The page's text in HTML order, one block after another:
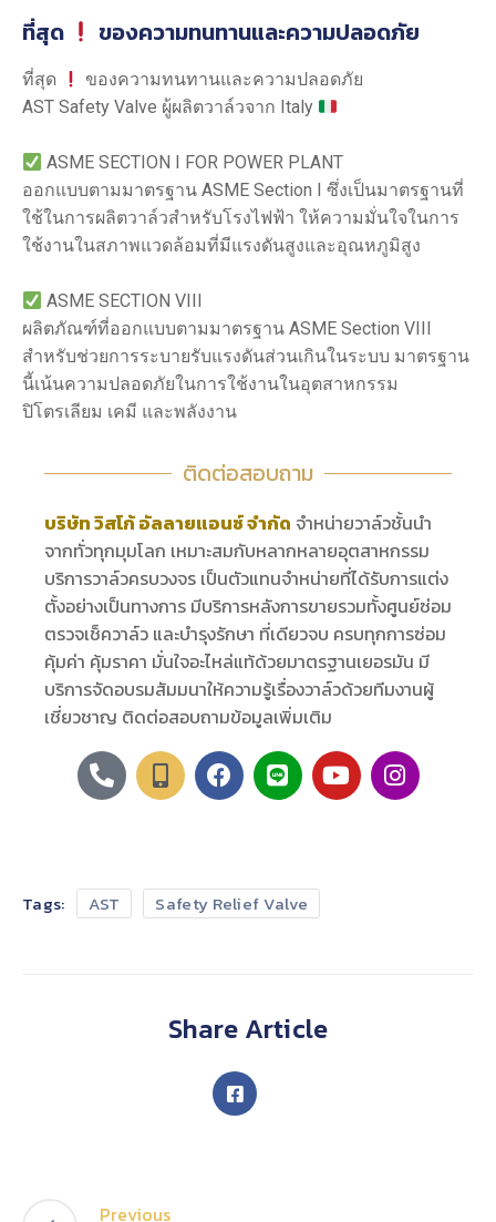
ที่สุด ของความทนทานและความปลอดภัย
ที่สุด
ของความทนทานและความปลอดภัย
AST Safety Valve ผู้ผลิตวาล์วจาก Italy
ASME SECTION I FOR POWER PLANT
ออกแบบตามมาตรฐาน ASME Section I ซึ่งเป็นมาตรฐานที่
ใช้ในการผลิตวาล์วสำหรับโรงไฟฟ้า ให้ความมั่นใจในการ
ใช้งานในสภาพแวดล้อมที่มีแรงดันสูงและอุณหภูมิสูง
ASME SECTION VIII
ผลิตภัณฑ์ที่ออกแบบตามมาตรฐาน ASME Section VIII
สำหรับช่วยการระบายรับแรงดันส่วนเกินในระบบ มาตรฐาน
นี้เน้นความปลอดภัยในการใช้งานในอุตสาหกรรม
ปิโตรเลียม เคมี และพลังงาน
ติดต่อสอบถาม
บริษัท วิสโก้ อัลลายแอนซ์ จำกัด จำหน่ายวาล์วชั้นนำ
จากทั่วทุกมุมโลก เหมาะสมกับหลากหลายอุตสาหกรรม
บริการวาล์วครบวงจร เป็นตัวแทนจำหน่ายที่ได้รับการแต่ง
ตั้งอย่างเป็นทางการ มีบริการหลังการขายรวมทั้งศูนย์ซ่อม
ตรวจเช็ควาล์ว และบำรุงรักษา ที่เดียวจบ ครบทุกการซ่อม
คุ้มค่า คุ้มราคา มั่นใจอะไหล่แท้ด้วยมาตรฐานเยอรมัน มี
บริการจัดอบรมสัมมนาให้ความรู้เรื่องวาล์วด้วยทีมงานผู้
เชี่ยวชาญ ติดต่อสอบถามข้อมูลเพิ่มเติม
Tags: AST Safety Relief Valve
Share Article
Previous